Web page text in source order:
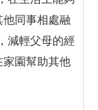
同事相處融
減輕父母的經
家園幫助其他